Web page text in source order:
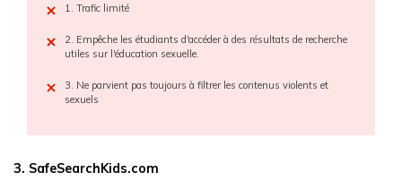
1. Trafic limité
2. Empêche les étudiants d'accéder à des résultats de recherche
utiles sur l'éducation sexuelle.
3. Ne parvient pas toujours à filtrer les contenus violents et
sexuels
3. SafeSearchKids.com